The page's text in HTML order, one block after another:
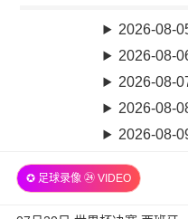
2026-08-
2026-08-
2026-08-
2026-08-
2026-08-
✪ 足球录像 ㉔ VIDEO